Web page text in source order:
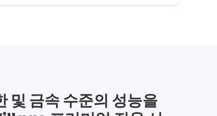
및 금속 수준의 성능을